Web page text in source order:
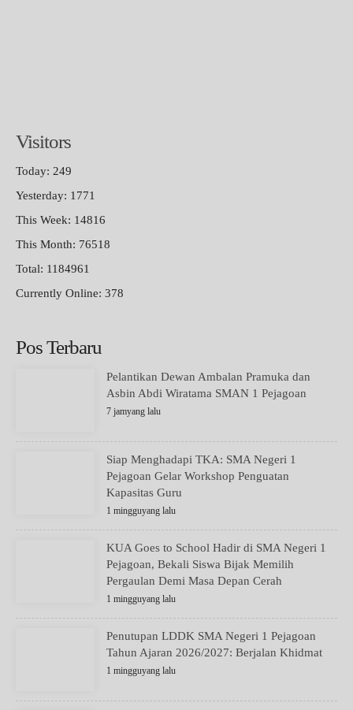
Visitors
Today: 249
Yesterday: 1771
This Week: 14816
This Month: 76518
Total: 1184961
Currently Online: 378
Pos Terbaru
Pelantikan Dewan Ambalan Pramuka dan
Asbin Abdi Wiratama SMAN 1 Pejagoan
7 jamyang lalu
Siap Menghadapi TKA: SMA Negeri 1
Pejagoan Gelar Workshop Penguatan
Kapasitas Guru
1 mingguyang lalu
KUA Goes to School Hadir di SMA Negeri 1
Pejagoan, Bekali Siswa Bijak Memilih
Pergaulan Demi Masa Depan Cerah
1 mingguyang lalu
Penutupan LDDK SMA Negeri 1 Pejagoan
Tahun Ajaran 2026/2027: Berjalan Khidmat
1 mingguyang lalu